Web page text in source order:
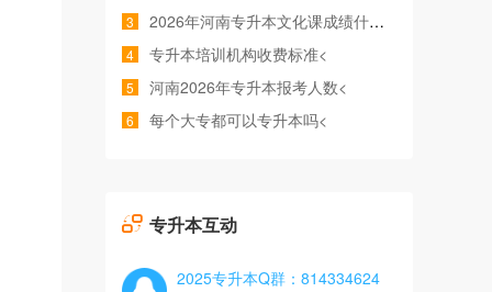
3 2026年河南专升本文化课成绩什么时候公布<
4 专升本培训机构收费标准<
5 河南2026年专升本报考人数<
6 每个大专都可以专升本吗<
专升本互动
2025专升本Q群：814334624